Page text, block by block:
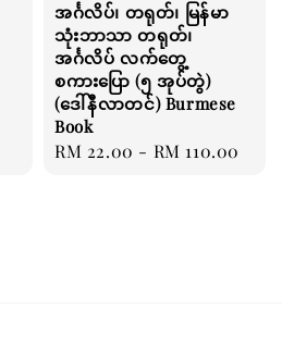
အင်္ဂလိပ်၊ တရုတ်၊ မြန်မာ
သုံးဘာသာ တရုတ်၊
အင်္ဂလိပ် လက်တွေ့
စကားပြော (၅ အုပ်တွဲ)
(ဒေါ်နီလာတင်) Burmese
Book
Regular
RM 22.00 - RM 110.00